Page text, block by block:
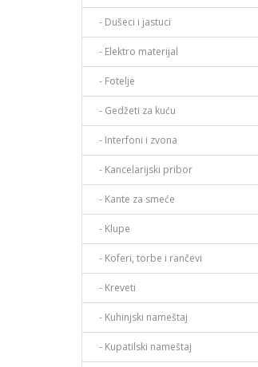
- Dušeci i jastuci
- Elektro materijal
- Fotelje
- Gedžeti za kuću
- Interfoni i zvona
- Kancelarijski pribor
- Kante za smeće
- Klupe
- Koferi, torbe i rančevi
- Kreveti
- Kuhinjski nameštaj
- Kupatilski nameštaj